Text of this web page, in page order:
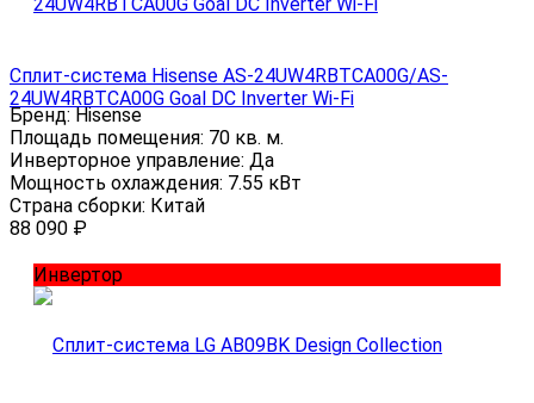
Сплит-система Hisense AS-24UW4RBTCA00G/AS-
24UW4RBTCA00G Goal DC Inverter Wi-Fi
Бренд:Hisense
Площадь помещения: 70 кв. м.
Инверторное управление: Да
Мощность охлаждения: 7.55 кВт
Страна сборки: Китай
88 090 ₽
Инвертор